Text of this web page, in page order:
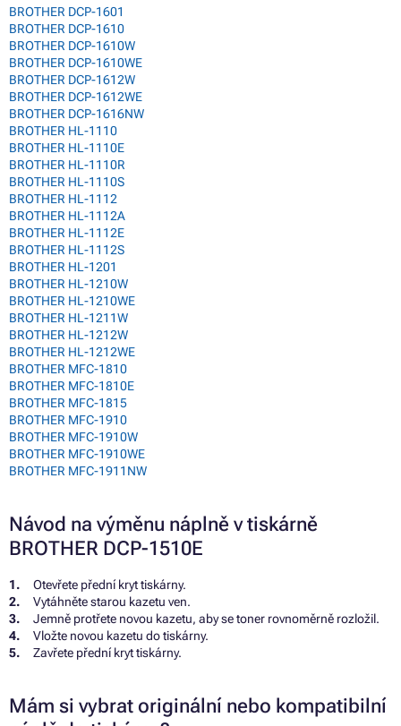
BROTHER DCP-1601
BROTHER DCP-1610
BROTHER DCP-1610W
BROTHER DCP-1610WE
BROTHER DCP-1612W
BROTHER DCP-1612WE
BROTHER DCP-1616NW
BROTHER HL-1110
BROTHER HL-1110E
BROTHER HL-1110R
BROTHER HL-1110S
BROTHER HL-1112
BROTHER HL-1112A
BROTHER HL-1112E
BROTHER HL-1112S
BROTHER HL-1201
BROTHER HL-1210W
BROTHER HL-1210WE
BROTHER HL-1211W
BROTHER HL-1212W
BROTHER HL-1212WE
BROTHER MFC-1810
BROTHER MFC-1810E
BROTHER MFC-1815
BROTHER MFC-1910
BROTHER MFC-1910W
BROTHER MFC-1910WE
BROTHER MFC-1911NW
Návod na výměnu náplně v tiskárně
BROTHER DCP-1510E
Otevřete přední kryt tiskárny.
Vytáhněte starou kazetu ven.
Jemně protřete novou kazetu, aby se toner rovnoměrně rozložil.
Vložte novou kazetu do tiskárny.
Zavřete přední kryt tiskárny.
Mám si vybrat originální nebo kompatibilní